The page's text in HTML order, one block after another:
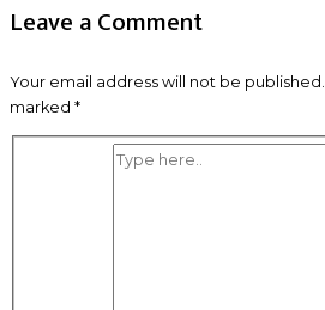
Leave a Comment
Your email address will not be published.
marked *